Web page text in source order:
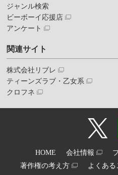
ジャンル検索
ビーボーイ応援店
アンケート
関連サイト
株式会社リブレ
ティーンズラブ・乙女系
クロフネ
HOME 会社情報
著作権の考え方
よくある